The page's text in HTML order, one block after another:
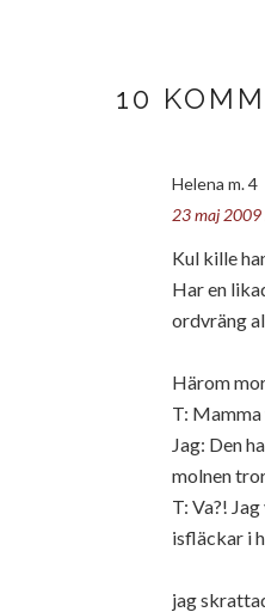
10
Helena m. 4
23 maj
Kul kille
Har en
ordvräng
Härom
T: Mamma
Jag: Den
molnen
T: Va?!
isfläckar i
jag